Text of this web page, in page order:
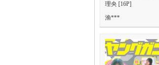
理央 [16P]
渔***